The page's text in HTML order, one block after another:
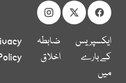
ایکسپریس
کے بارے
میں
ضابطہ
اخلاق